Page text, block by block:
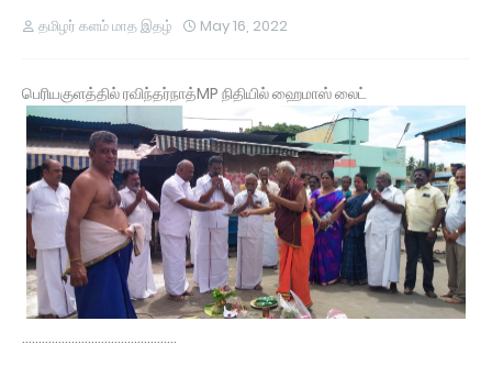
தமிழர் களம் மாத இதழ் May 16, 2022
பெரியகுளத்தில் ரவிந்தர்நாத்MP நிதியில் ஹைமாஸ் லைட்
...............................................